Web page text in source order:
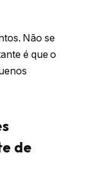
Não se
é que o
de